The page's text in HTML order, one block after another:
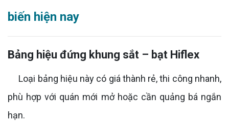
biến hiện nay
Bảng hiệu đứng khung sắt – bạt Hiflex
Loại bảng hiệu này có giá thành rẻ, thi công nhanh,
phù hợp với quán mới mở hoặc cần quảng bá ngắn
hạn.